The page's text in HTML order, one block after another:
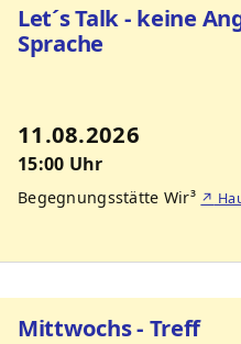
11.08.2026
15:00 Uhr
Begegnungsstätte Wir³ ↗
Let´s Talk - keine
Sprache
Mittwochs - Treff